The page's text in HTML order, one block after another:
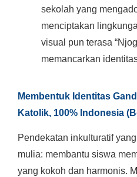
sekolah yang
menciptakan
visual pun terasa
memancarkan
Membentuk Identitas
Katolik, 100% Indonesia
Pendekatan inkulturatif
mulia: membantu siswa
yang kokoh dan harmonis.